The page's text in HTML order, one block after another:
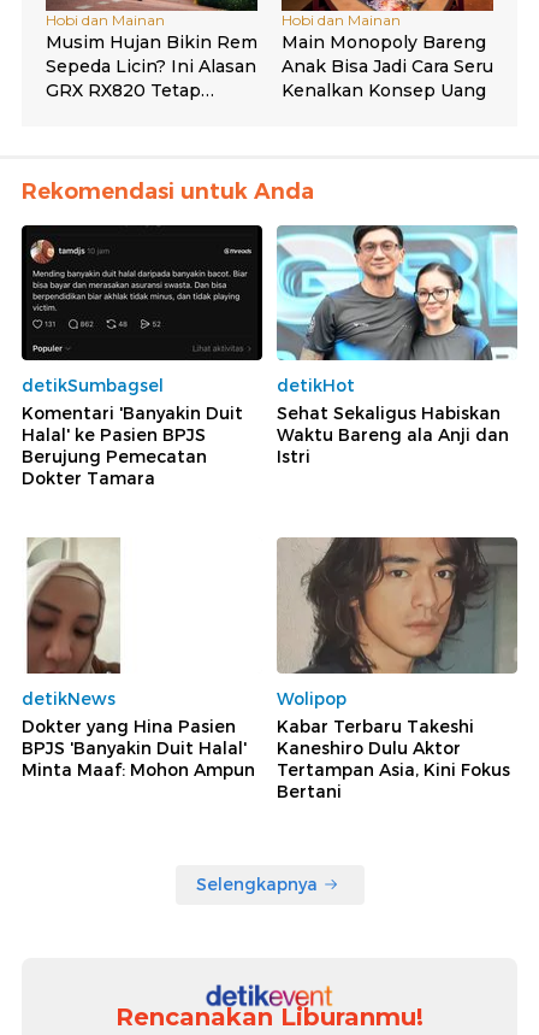
Rekomendasi untuk Anda
detikSumbagsel
Komentari 'Banyakin Duit
Halal' ke Pasien BPJS
Berujung Pemecatan
Dokter Tamara
detikHot
Sehat Sekaligus Habiskan
Waktu Bareng ala Anji dan
Istri
detikNews
Dokter yang Hina Pasien
BPJS 'Banyakin Duit Halal'
Minta Maaf: Mohon Ampun
Wolipop
Kabar Terbaru Takeshi
Kaneshiro Dulu Aktor
Tertampan Asia, Kini Fokus
Bertani
Selengkapnya
Rencanakan Liburanmu!